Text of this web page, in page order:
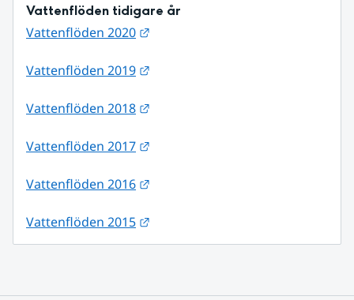
Vattenflöden tidigare år
Vattenflöden 2020
Vattenflöden 2019
Vattenflöden 2018
Vattenflöden 2017
Vattenflöden 2016
Vattenflöden 2015